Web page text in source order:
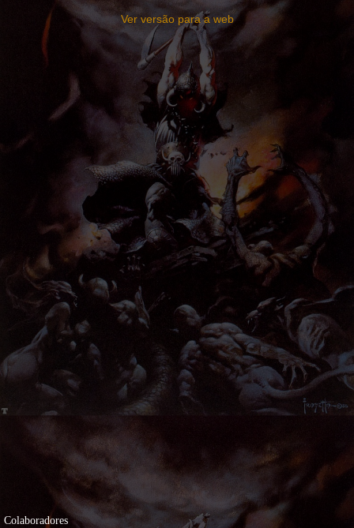
Ver versão para a web
Colaboradores